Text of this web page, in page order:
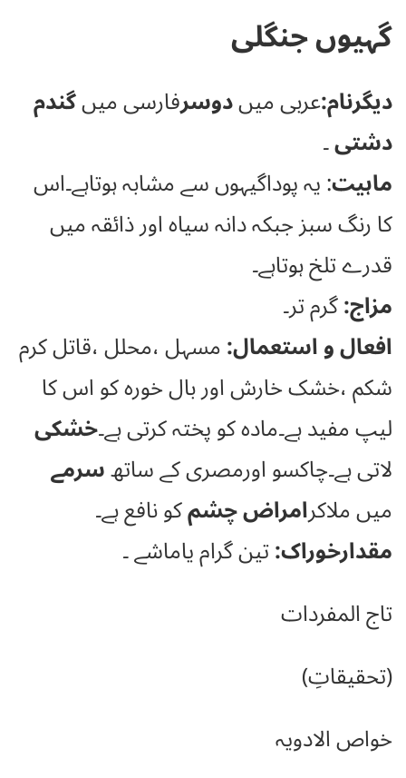
گہیوں جنگلی
دیگرنام:عربی میںدوسرفارسی میںگندم
دشتی۔
ماہیت: یہ پوداگیہوں سے مشابہ ہوتاہے۔اس
کا رنگ سبز جبکہ دانہ سیاہ اور ذائقہ میں
قدرے تلخ ہوتاہے۔
مزاج:گرم تر۔
افعال و استعمال:مسہل ،محلل ،قاتل کرم
شکم ،خشک خارش اور بال خورہ کو اس کا
لیپ مفید ہے۔مادہ کو پختہ کرتی ہے۔خشکی
لاتی ہے۔چاکسو اورمصری کے ساتھسرمے
میں ملاکرامراض چشمکو نافع ہے۔
مقدارخوراک:تین گرام یاماشے ۔
تاج المفردات
(تحقیقاتِ)
خواص الادویہ